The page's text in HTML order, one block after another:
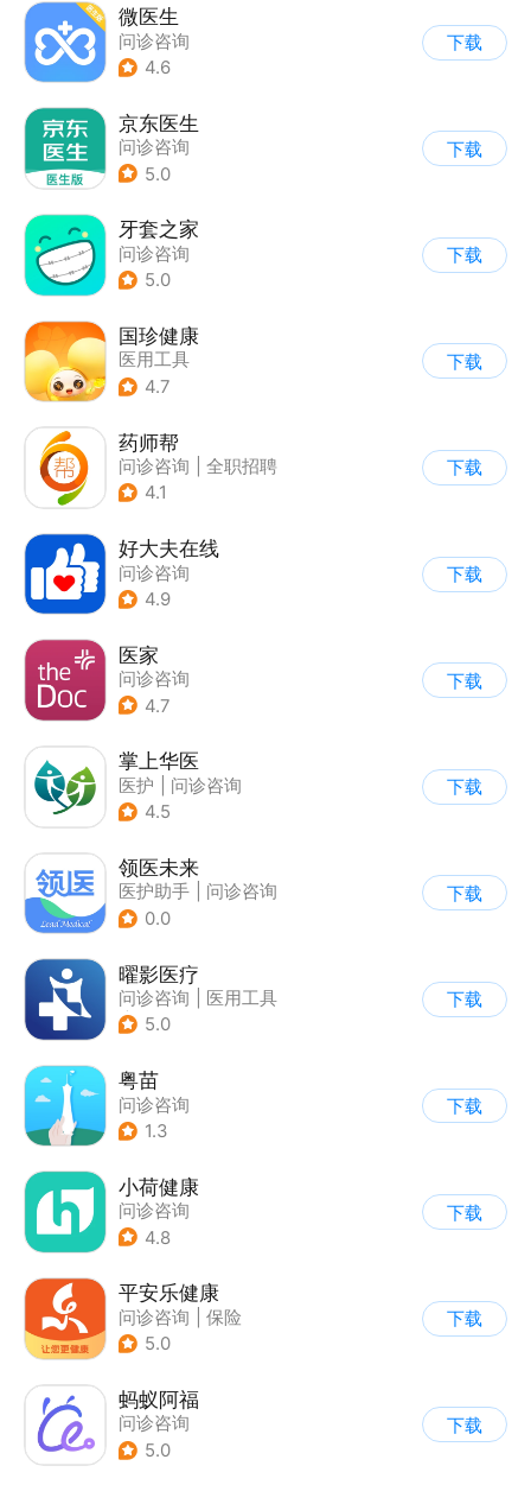
微医生
问诊咨询
4.6
下载
京东医生
问诊咨询
5.0
下载
牙套之家
问诊咨询
5.0
下载
国珍健康
医用工具
4.7
下载
药师帮
问诊咨询
全职招聘
4.1
下载
好大夫在线
问诊咨询
4.9
下载
医家
问诊咨询
4.7
下载
掌上华医
医护
问诊咨询
4.5
下载
领医未来
医护助手
问诊咨询
0.0
下载
曜影医疗
问诊咨询
医用工具
| 医护助手
5.0
下载
粤苗
问诊咨询
1.3
下载
小荷健康
问诊咨询
4.8
下载
平安乐健康
问诊咨询
保险
5.0
下载
蚂蚁阿福
问诊咨询
5.0
下载